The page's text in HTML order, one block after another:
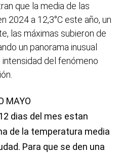
que la media de las
2024 a 12,3°C este año, un
las máximas subieron de
un panorama inusual
del fenómeno
MAYO
dias del mes estan
de la temperatura media
Para que se den una